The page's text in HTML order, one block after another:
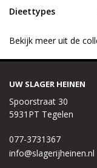
Dieettypes
Bekijk meer uit de
UW SLAGER HEINEN
Spoorstraat 30
5931PT Tegelen
077-3731367
info@slagerijheinen.nl